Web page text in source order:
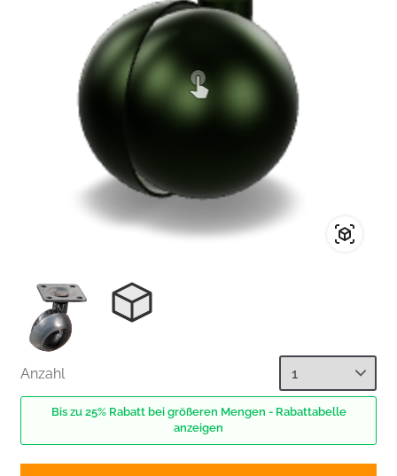
Anzahl
Bis zu 25% Rabatt bei größeren Mengen - Rabattabelle
anzeigen